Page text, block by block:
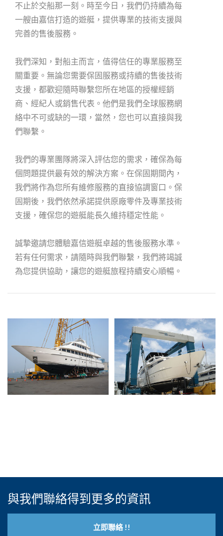
不止於交船那一刻。時至今日，我們仍持續為每
一艘由嘉信打造的遊艇，提供專業的技術支援與
完善的售後服務。
我們深知，對船主而言，值得信任的專業服務至
關重要。無論您需要保固服務或持續的售後技術
支援，都歡迎隨時聯繫您所在地區的授權經銷
商、經紀人或銷售代表。他們是我們全球服務網
絡中不可或缺的一環，當然，您也可以直接與我
們聯繫。
我們的專業團隊將深入評估您的需求，確保為每
個問題提供最有效的解決方案。在保固期間內，
我們將作為您所有維修服務的直接協調窗口。保
固期後，我們依然承諾提供原廠零件及專業技術
支援，確保您的遊艇能長久維持穩定性能。
誠摯邀請您體驗嘉信遊艇卓越的售後服務水準。
若有任何需求，請隨時與我們聯繫，我們將竭誠
為您提供協助，讓您的遊艇旅程持續安心順暢。
與我們聯絡得到更多的資訊
立即聯絡 !!